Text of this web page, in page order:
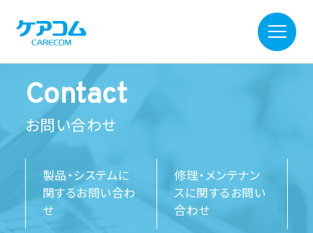
Contact
お問い合わせ
製品・システムに
関するお問い合わ
せ
修理・メンテナン
スに関するお問い
合わせ